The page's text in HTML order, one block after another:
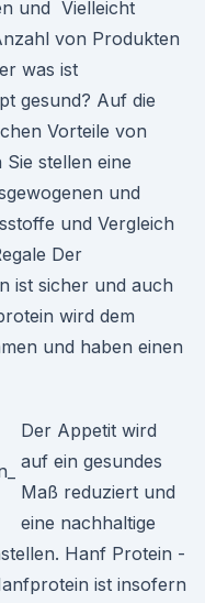
und Vielleicht
von Produkten
was ist
gesund? Auf die
Vorteile von
stellen eine
und
und Vergleich
Der
ist sicher und auch
wird dem
und haben einen
Der Appetit wird
auf ein gesundes
Maß reduziert und
eine nachhaltige
Hanf Protein -
ist insofern